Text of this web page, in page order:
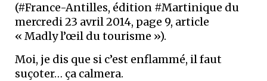
(#France-Antilles, édition #Martinique du
mercredi 23 avril 2014, page 9, article
« Madly l’œil du tourisme »).
Moi, je dis que si c’est enflammé, il faut
suçoter… ça calmera.